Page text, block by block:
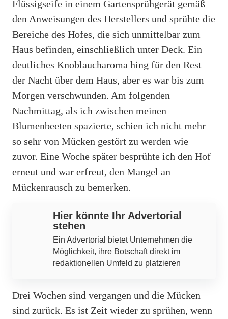
Flüssigseife in einem Gartensprühgerät gemäß
den Anweisungen des Herstellers und sprühte die
Bereiche des Hofes, die sich unmittelbar zum
Haus befinden, einschließlich unter Deck. Ein
deutliches Knoblaucharoma hing für den Rest
der Nacht über dem Haus, aber es war bis zum
Morgen verschwunden. Am folgenden
Nachmittag, als ich zwischen meinen
Blumenbeeten spazierte, schien ich nicht mehr
so ​​sehr von Mücken gestört zu werden wie
zuvor. Eine Woche später besprühte ich den Hof
erneut und war erfreut, den Mangel an
Mückenrausch zu bemerken.
Hier könnte Ihr Advertorial
stehen
Ein Advertorial bietet Unternehmen die
Möglichkeit, ihre Botschaft direkt im
redaktionellen Umfeld zu platzieren
Drei Wochen sind vergangen und die Mücken
sind zurück. Es ist Zeit wieder zu sprühen, wenn